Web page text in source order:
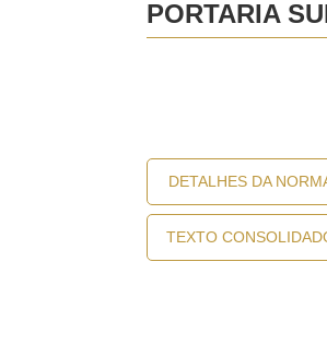
PORTARIA
DETALHES DA
TEXTO